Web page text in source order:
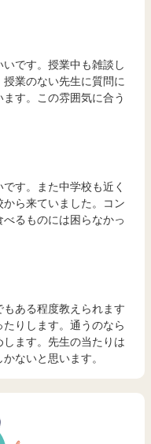
です。授業中も雑談し
業のない先生に質問に
す。この雰囲気に合う
す。また中学校も近く
ら来ていました。コン
るものには困らなかっ
ある程度教えられます
りします。通うのなら
ます。先生の当たりは
ないと思います。